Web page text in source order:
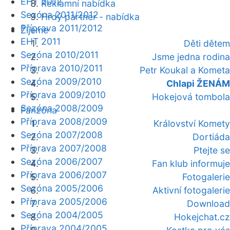
Reklamní nabídka
Hrdý partner - nabídka
Žijeme
Děti dětem
Jsme jedna rodina
Petr Koukal a Kometa
Chlapi ŽENÁM
Hokejová tombola
Fanzóna
Království Komety
Dortiáda
Ptejte se
Fan klub informuje
Fotogalerie
Aktivní fotogalerie
Download
Hokejchat.cz
Sezóna 2011/2012
Příprava 2011/2012
EHT 2011
Sezóna 2010/2011
Příprava 2010/2011
Sezóna 2009/2010
Příprava 2009/2010
Sezóna 2008/2009
Příprava 2008/2009
Sezóna 2007/2008
Příprava 2007/2008
Sezóna 2006/2007
Příprava 2006/2007
Sezóna 2005/2006
Příprava 2005/2006
Sezóna 2004/2005